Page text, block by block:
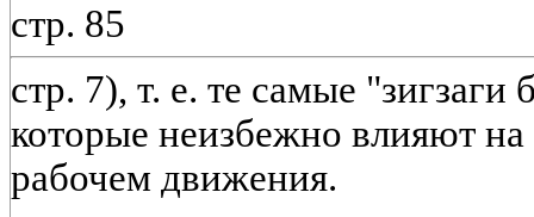
стр. 85
стр. 7), т. е. те самые
которые неизбежно влияют
рабочем движения.